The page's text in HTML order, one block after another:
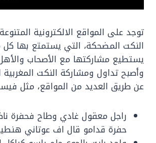
توجد على المواقع الالكترونية
النكت المضحكة، التي يستمتع بها كل
يستطيع مشاركتها مع الأصحاب والأهل
وأصبح تداول ومشاركة النكت
عن طريق العديد من المواقع، مثل
راجل معقول غادي وطاح فحفرة
حفرة قدامو قال اف عوتاني